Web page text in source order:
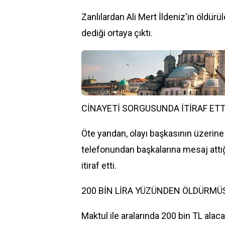
Zanlılardan Ali Mert İldeniz'in
dediği ortaya çıktı.
CİNAYETİ SORGUSUNDA İTİRAF
Öte yandan, olayı başkasının
telefonundan başkalarına mesaj
itiraf etti.
200 BİN LİRA YÜZÜNDEN
Maktul ile aralarında 200 bin TL